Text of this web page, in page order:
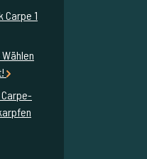
Carpe 1